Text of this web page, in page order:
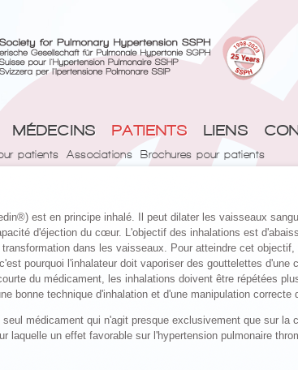
MÉDECINS PATIENTS
patients Associations Brochures pour patients
LIENS
est en principe inhalé. Il peut dilater les vaisseaux
d'éjection du cœur. L'objectif des inhalations est
dans les vaisseaux. Pour atteindre cet
pourquoi l'inhalateur doit vaporiser des gouttelettes
du médicament, les inhalations doivent être répétées
bonne technique d'inhalation et d'une manipulation correcte
seul médicament qui n'agit presque exclusivement que sur
laquelle un effet favorable sur l'hypertension pulmonaire